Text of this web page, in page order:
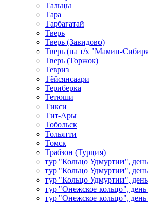
Тальцы
Тара
Тарбагатай
Тверь
Тверь (Завидово)
Тверь (на т/х "Мамин-
Тверь (Торжок)
Тевриз
Тёйсянсаари
Териберка
Тетюши
Тикси
Тит-Ары
Тобольск
Тольятти
Томск
Трабзон (Турция)
тур "Кольцо Удмуртии", день
тур "Кольцо Удмуртии",
тур "Кольцо Удмуртии",
тур "Онежское кольцо", день
тур "Онежское кольцо", день